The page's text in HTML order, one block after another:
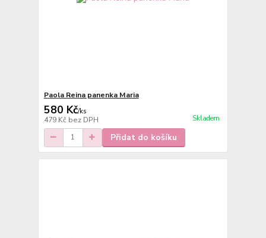
Paola Reina panenka Maria
580 Kč/ks
479 Kč bez DPH Skladem
Přidat do košíku